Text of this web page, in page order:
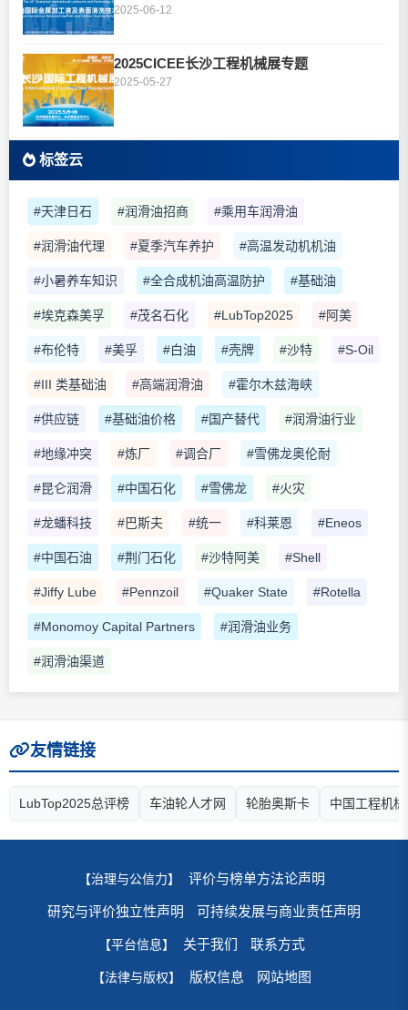
2025-06-12
2025CICEE长沙工程机械展专题
2025-05-27
标签云
#天津日石 #润滑油招商 #乘用车润滑油
#润滑油代理 #夏季汽车养护 #高温发动机机油
#小暑养车知识 #全合成机油高温防护 #基础油
#埃克森美孚 #茂名石化 #LubTop2025 #阿美
#布伦特 #美孚 #白油 #壳牌 #沙特 #S-Oil
#III 类基础油 #高端润滑油 #霍尔木兹海峡
#供应链 #基础油价格 #国产替代 #润滑油行业
#地缘冲突 #炼厂 #调合厂 #雪佛龙奥伦耐
#昆仑润滑 #中国石化 #雪佛龙 #火灾
#龙蟠科技 #巴斯夫 #统一 #科莱恩 #Eneos
#中国石油 #荆门石化 #沙特阿美 #Shell
#Jiffy Lube #Pennzoil #Quaker State #Rotella
#Monomoy Capital Partners #润滑油业务
#润滑油渠道
友情链接
LubTop2025总评榜 车油轮人才网 轮胎奥斯卡 中国工程机
【治理与公信力】 评价与榜单方法论声明
研究与评价独立性声明 可持续发展与商业责任声明
【平台信息】 关于我们 联系方式
【法律与版权】 版权信息 网站地图